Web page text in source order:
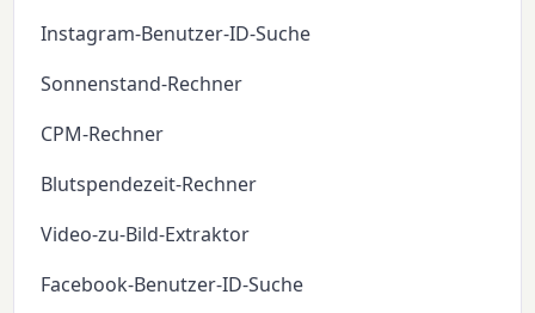
Instagram-Benutzer-ID-Suche
Sonnenstand-Rechner
CPM-Rechner
Blutspendezeit-Rechner
Video-zu-Bild-Extraktor
Facebook-Benutzer-ID-Suche